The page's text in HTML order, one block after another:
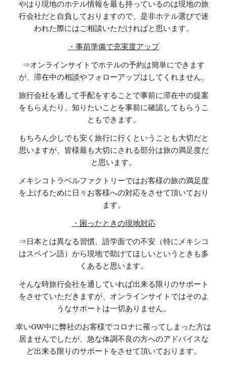
やはり現地のホテル情報を最も持っているのは現地の旅
行会社だと自負しておりますので、是非ホテル選びで迷
われた際にはご相談いただければと思います。
・事前準備で充実度アップ
⇒オンラインサイトでホテルの予約は簡単にできます
が、滞在中の相談やフォローアップはしてくれません。
旅行会社を通して手配をすることで事前に滞在中の提案
をもらえたり、知りたいことを事前に確認してもらうこ
ともできます。
もちろん少しでも安く旅行に行くということも大切だと
思いますが、皆様最も大切にされる部分は旅の満足度だ
と思います。
メキシコトラベルファクトリーではお客様の旅の満足度
を上げるために日々お客様への対応をさせて頂いており
ます。
・困ったときの現地対応
⇒日本とは異なる習慣、語学面での不安（特にメキシコ
はスペイン語）から現地で助けてほしいというときも多
くあると思います。
そんな時旅行会社を通していれば出来る限りのサポート
をさせていただきますが、オンラインサイトではそのよ
うなサポートは一切ありません。
幸いGW中に弊社のお客様でコロナに罹ってしまった方は
居ませんでしたが、急な体調不良の方へのアドバイスな
ど出来る限りのサポートをさせて頂いております。